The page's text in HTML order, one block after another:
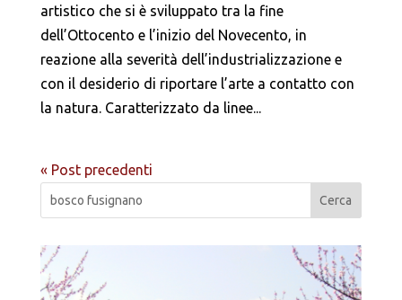
artistico che si è sviluppato tra la fine
dell’Ottocento e l’inizio del Novecento, in
reazione alla severità dell’industrializzazione e
con il desiderio di riportare l’arte a contatto con
la natura. Caratterizzato da linee...
« Post precedenti